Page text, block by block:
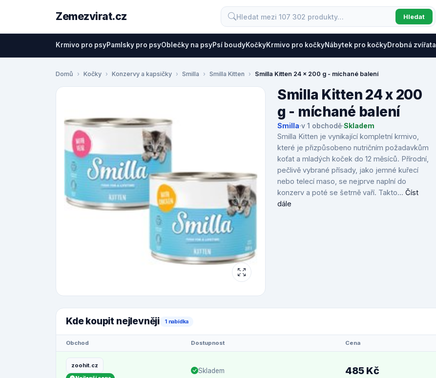
Zemezvirat.cz Hledat
Krmivo pro psyPamlsky pro psyOblečky na psyPsí boudyKočkyKrmivo pro kočkyNábytek pro kočkyDrobná zvířata
Domů Kočky Konzervy a kapsičky Smilla Smilla Kitten Smilla Kitten 24 x 200 g - míchané balení
Smilla Kitten 24 x 200
g - míchané balení
Smilla·v 1 obchodě·Skladem
Smilla Kitten je vynikající kompletní krmivo,
které je přizpůsobeno nutričním požadavkům
koťat a mladých koček do 12 měsíců. Přírodní,
pečlivě vybrané přísady, jako jemné kuřecí
nebo telecí maso, se nejprve naplní do
konzerv a poté se šetrně vaří. Takto... Číst
dále
Kde koupit nejlevněji 1 nabídka
Obchod Dostupnost Cena
zoohit.cz
Skladem 485 Kč